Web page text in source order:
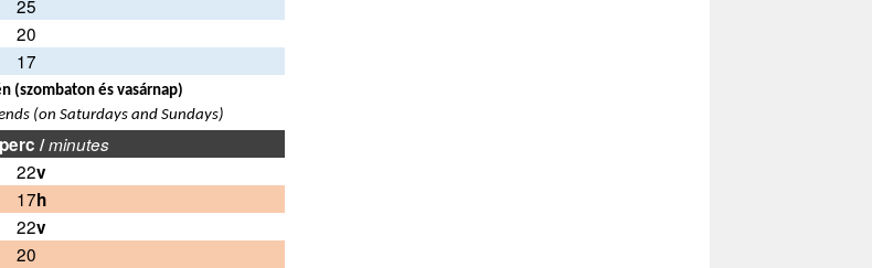
25
20
17
(szombaton és vasárnap)
(on Saturdays and Sundays)
perc /minutes
22v
17h
22v
20